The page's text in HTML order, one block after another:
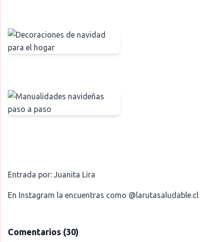
Entrada por: Juanita Lira
En Instagram la encuentras como @larutasaludable.cl
Comentarios (30)